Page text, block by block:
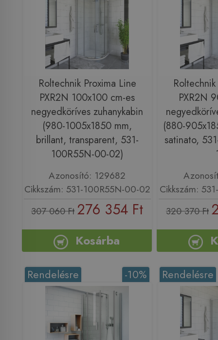
Roltechnik Proxima Line
PXR2N 100x100 cm-es
negyedköríves zuhanykabin
(980-1005x1850 mm,
brillant, transparent, 531-
100R55N-00-02)
Azonosító: 129682
Cikkszám: 531-100R55N-00-02
307 060 Ft 276 354 Ft
Kosárba
PXR2N
(880-
satinato,
Cikkszám:
320 370 Ft
-10%
Rendelésre Rendelésre